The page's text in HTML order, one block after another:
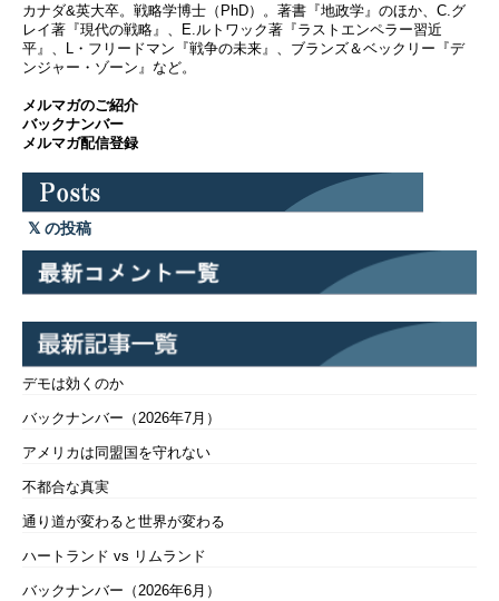
カナダ&英大卒。戦略学博士（PhD）。著書『地政学』のほか、C.グ
レイ著『現代の戦略』、E.ルトワック著『ラストエンペラー習近
平』、L・フリードマン『戦争の未来』、ブランズ＆ベックリー『デ
ンジャー・ゾーン』など。
メルマガのご紹介
バックナンバー
メルマガ配信登録
の投稿
デモは効くのか
バックナンバー（2026年7月）
アメリカは同盟国を守れない
不都合な真実
通り道が変わると世界が変わる
ハートランド vs リムランド
バックナンバー（2026年6月）